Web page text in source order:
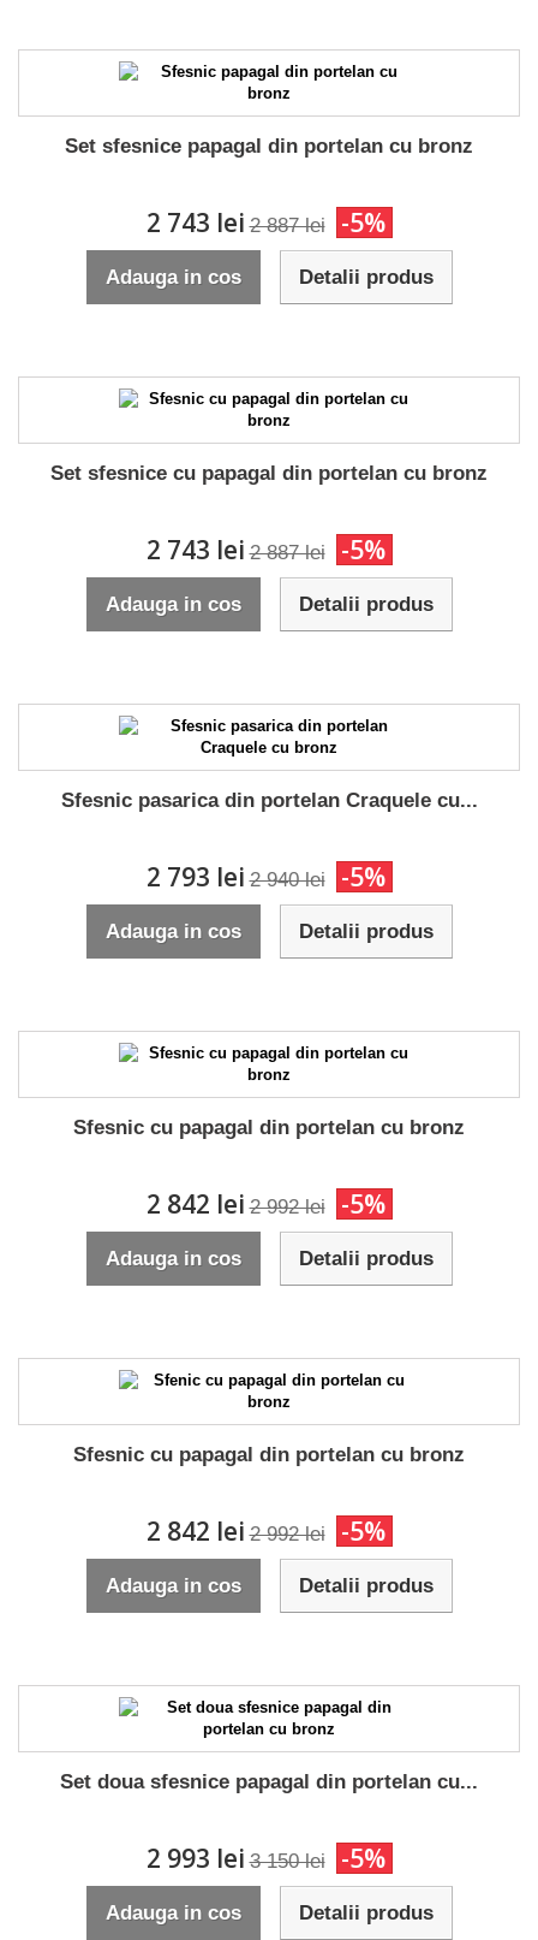
Set sfesnice papagal din portelan cu bronz
2 743 lei 2 887 lei -5%
Adauga in cos Detalii produs
Set sfesnice cu papagal din portelan cu bronz
2 743 lei 2 887 lei -5%
Adauga in cos Detalii produs
Sfesnic pasarica din portelan Craquele cu...
2 793 lei 2 940 lei -5%
Adauga in cos Detalii produs
Sfesnic cu papagal din portelan cu bronz
2 842 lei 2 992 lei -5%
Adauga in cos Detalii produs
Sfesnic cu papagal din portelan cu bronz
2 842 lei 2 992 lei -5%
Adauga in cos Detalii produs
Set doua sfesnice papagal din portelan cu...
2 993 lei 3 150 lei -5%
Adauga in cos Detalii produs